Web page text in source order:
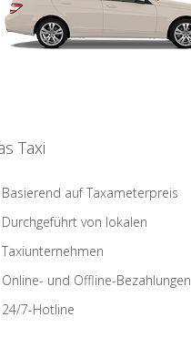
Taxi
Basierend auf Taxameterpreis
Durchgeführt von lokalen
Taxiunternehmen
Online- und Offline-Bezahlungen
24/7-Hotline